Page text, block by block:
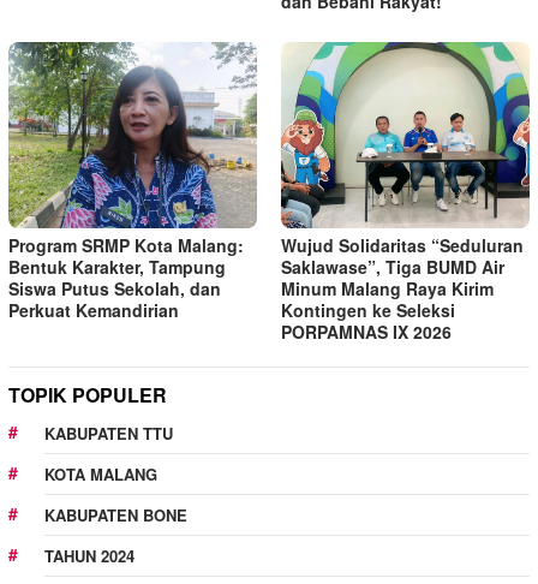
Program SRMP Kota Malang:
Bentuk Karakter, Tampung
Siswa Putus Sekolah, dan
Perkuat Kemandirian
Wujud Solidaritas “Seduluran
Saklawase”, Tiga BUMD Air
Minum Malang Raya Kirim
Kontingen ke Seleksi
PORPAMNAS IX 2026
TOPIK POPULER
KABUPATEN TTU
KOTA MALANG
KABUPATEN BONE
TAHUN 2024